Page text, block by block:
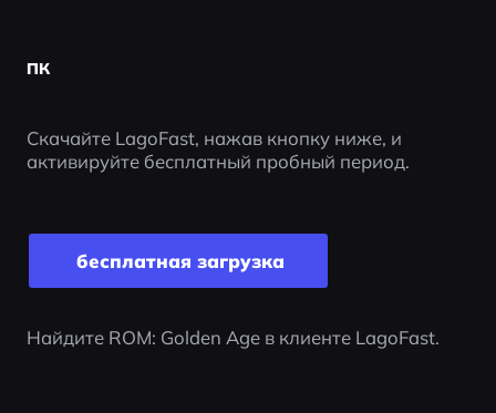
ПК
Скачайте LagoFast, нажав кнопку ниже, и
активируйте бесплатный пробный период.
бесплатная загрузка
Найдите ROM: Golden Age в клиенте LagoFast.